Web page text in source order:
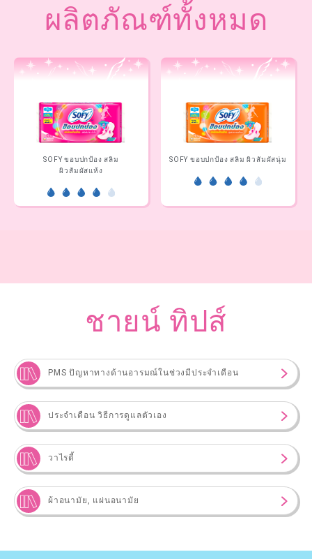
ผลิตภัณฑ์ทั้งหมด
SOFY ขอบปกป้อง สลิม
ผิวสัมผัสแห้ง
SOFY ขอบปกป้อง สลิม ผิวสัมผัสนุ่ม
ชายน์ ทิปส์
PMS ปัญหาทางด้านอารมณ์ในช่วงมีประจำเดือน
ประจำเดือน วิธีการดูแลตัวเอง
วาไรตี้
ผ้าอนามัย, แผ่นอนามัย